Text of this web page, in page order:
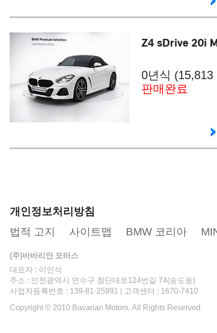
Z4 sDrive 20i
0년식 (15,813
판매완료
개인정보처리방침
법적 고지
사이트맵 BMW 코리아
(주)바바리안 모터스
대표자 : 이인석
주소 : 인천광역시 연수구 첨단대로124번길 74(송도동)
사업자등록번호 : 139-81-25991 | 고객센터 : 1670-7410
Copyright © 2010 Bavarian Motors. All Rights Reserved